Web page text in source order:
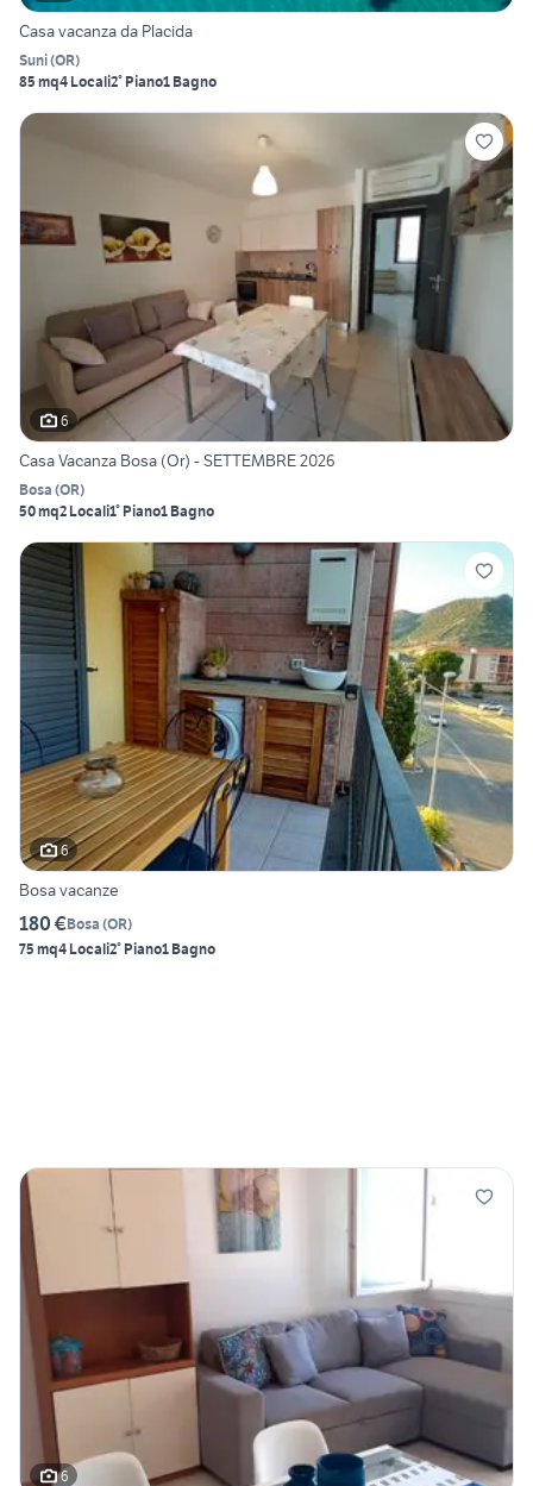
Casa vacanza da Placida
Suni(OR)
85 mq4 Locali2° Piano1 Bagno
6
Casa Vacanza Bosa (Or) - SETTEMBRE 2026
Bosa (OR)
50 mq2 Locali1° Piano1 Bagno
6
Bosa vacanze
180 €Bosa (OR)
75 mq4 Locali2° Piano1 Bagno
6